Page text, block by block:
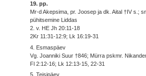
19. pp.
Mr-d Akepsima, pr. Joosep ja dk. Aital †IV s.;
pühitsemine Liddas
2. v. HE Jh 20:11-18
2Kr 11:31-12:9; Lk 16:19-31
4. Esmaspäev
Vg. Joanniki Suur †846; Mürra pskmr.
Fl 2:12-16; Lk 12:13-15, 22-31
5. Teisipäev